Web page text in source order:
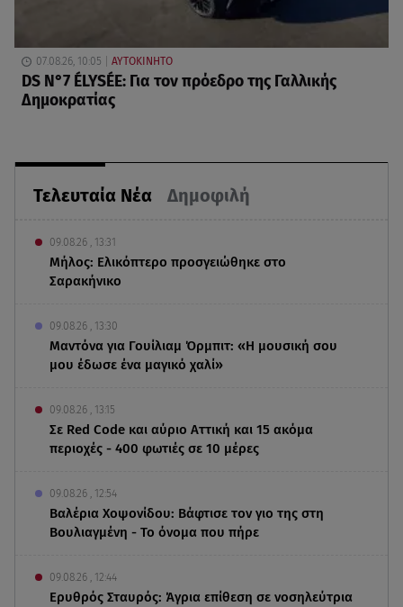
Τελευταία Νέα Δημοφιλή
09.08.26 , 13:31
Μήλος: Ελικόπτερο προσγειώθηκε στο
Σαρακήνικο
09.08.26 , 13:30
Μαντόνα για Γουίλιαμ Όρμπιτ: «Η μουσική σου
μου έδωσε ένα μαγικό χαλί»
09.08.26 , 13:15
Σε Red Code και αύριο Αττική και 15 ακόμα
περιοχές - 400 φωτιές σε 10 μέρες
09.08.26 , 12:54
Βαλέρια Χοψονίδου: Βάφτισε τον γιο της στη
Βουλιαγμένη - Το όνομα που πήρε
09.08.26 , 12:44
Ερυθρός Σταυρός: Άγρια επίθεση σε νοσηλεύτρια
07.08.26, 10:05 ΑΥΤΟΚΙΝΗΤΟ
DS N°7 ÉLYSÉE: Για τον πρόεδρο της Γαλλικής
Δημοκρατίας